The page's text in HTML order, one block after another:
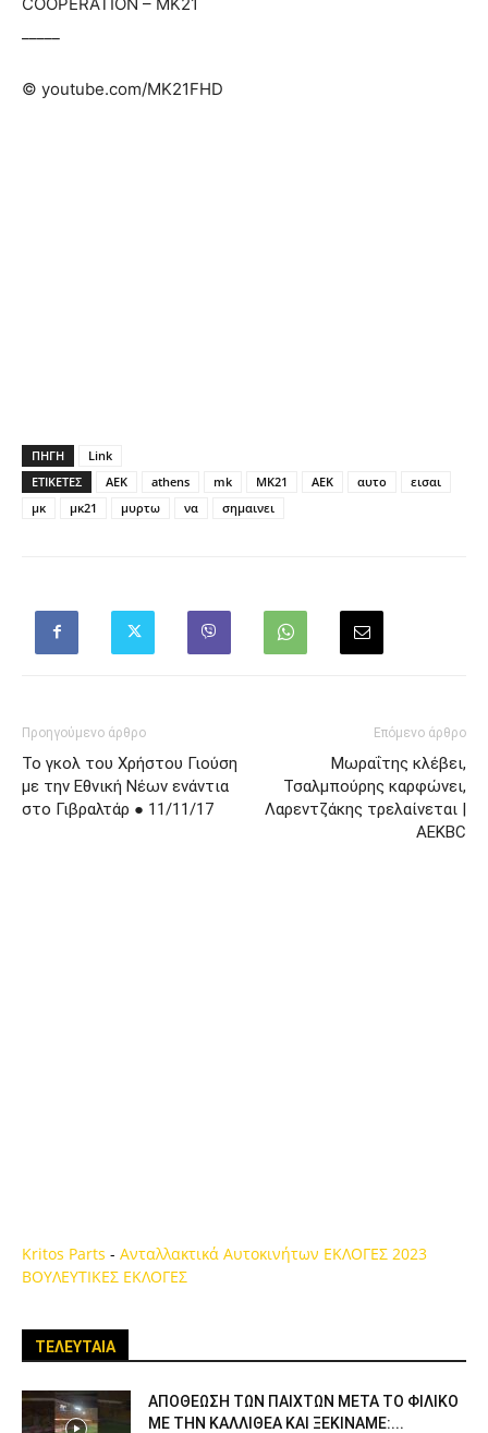
© youtube.com/MK21FHD
ΠΗΓΗ
Link
ΕΤΙΚΕΤΕΣ
AEK athens mk MK21 ΑΕΚ αυτο
εισαι
μκ
μκ21 μυρτω να σημαινει
Προηγούμενο άρθρο
Το γκολ του Χρήστου Γιούση
με την Εθνική Νέων ενάντια
στο Γιβραλτάρ ● 11/11/17
Επόμενο άρθρο
Μωραΐτης κλέβει,
Τσαλμπούρης καρφώνει,
Λαρεντζάκης τρελαίνεται |
AEKBC
Kritos Parts - Ανταλλακτικά Αυτοκινήτων ΕΚΛΟΓΕΣ 2023
ΒΟΥΛΕΥΤΙΚΕΣ ΕΚΛΟΓΕΣ
ΤΕΛΕΥΤΑΙΑ
ΑΠΟΘΕΩΣΗ ΤΩΝ ΠΑΙΧΤΩΝ ΜΕΤΑ ΤΟ ΦΙΛΙΚΟ
ΜΕ ΤΗΝ ΚΑΛΛΙΘΕΑ ΚΑΙ ΞΕΚΙΝΑΜΕ:...